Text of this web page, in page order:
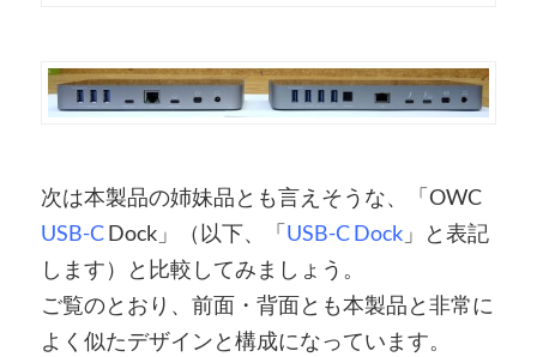
次は本製品の姉妹品とも言えそうな、「OWC
USB-CDock」（以下、「USB-C Dock」と表記
します）と比較してみましょう。
ご覧のとおり、前面・背面とも本製品と非常に
よく似たデザインと構成になっています。